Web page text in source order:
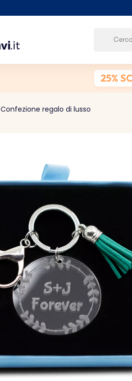
25%
Confezione regalo di lusso